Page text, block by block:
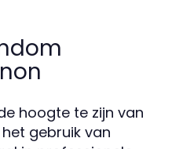
hoogte te zijn van
gebruik van